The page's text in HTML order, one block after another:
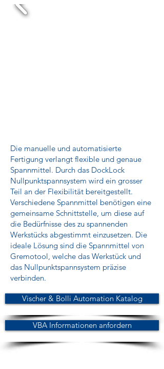
Die manuelle und automatisierte
Fertigung verlangt flexible und genaue
Spannmittel. Durch das DockLock
Nullpunktspannsystem wird ein grosser
Teil an der Flexibilität bereitgestellt.
Verschiedene Spannmittel benötigen eine
gemeinsame Schnittstelle, um diese auf
die Bedürfnisse des zu spannenden
Werkstücks abgestimmt einzusetzen. Die
ideale Lösung sind die Spannmittel von
Gremotool, welche das Werkstück und
das Nullpunktspannsystem präzise
verbinden.
Vischer & Bolli Automation Katalog
VBA Informationen anfordern